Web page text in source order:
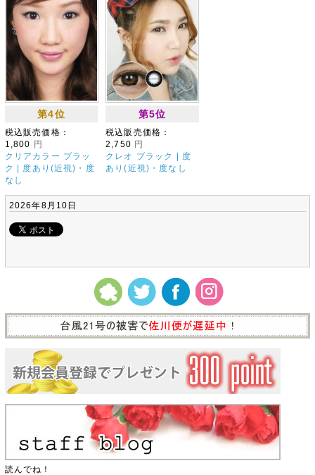
第4位
税込販売価格：
1,800 円
クリアカラー ブラッ
ク | 度あり(近視)・度
なし
第5位
税込販売価格：
2,750 円
クレオ ブラック | 度
あり(近視)・度なし
2026年8月10日
読んでね！